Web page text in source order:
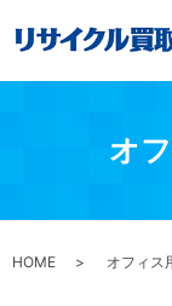
オ
HOME オフィス